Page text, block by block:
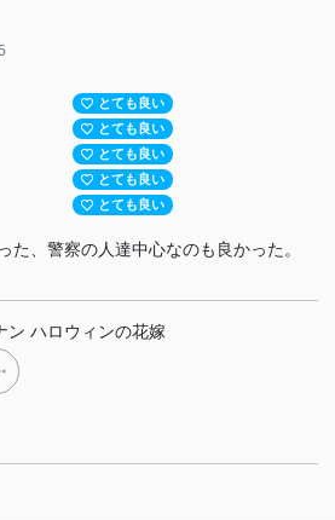
とても良い
とても良い
とても良い
とても良い
とても良い
た、警察の人達中心なのも良かった。
ン ハロウィンの花嫁